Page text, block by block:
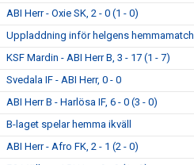
ABI Herr - Oxie SK, 2 - 0 (1 - 0)
Uppladdning inför helgens hemmamatch
KSF Mardin - ABI Herr B, 3 - 17 (1 - 7)
Svedala IF - ABI Herr, 0 - 0
ABI Herr B - Harlösa IF, 6 - 0 (3 - 0)
B-laget spelar hemma ikväll
ABI Herr - Afro FK, 2 - 1 (2 - 0)